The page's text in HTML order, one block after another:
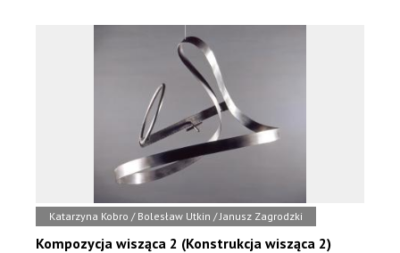
Katarzyna Kobro / Bolesław Utkin / Janusz Zagrodzki
Kompozycja wisząca 2 (Konstrukcja wisząca 2)